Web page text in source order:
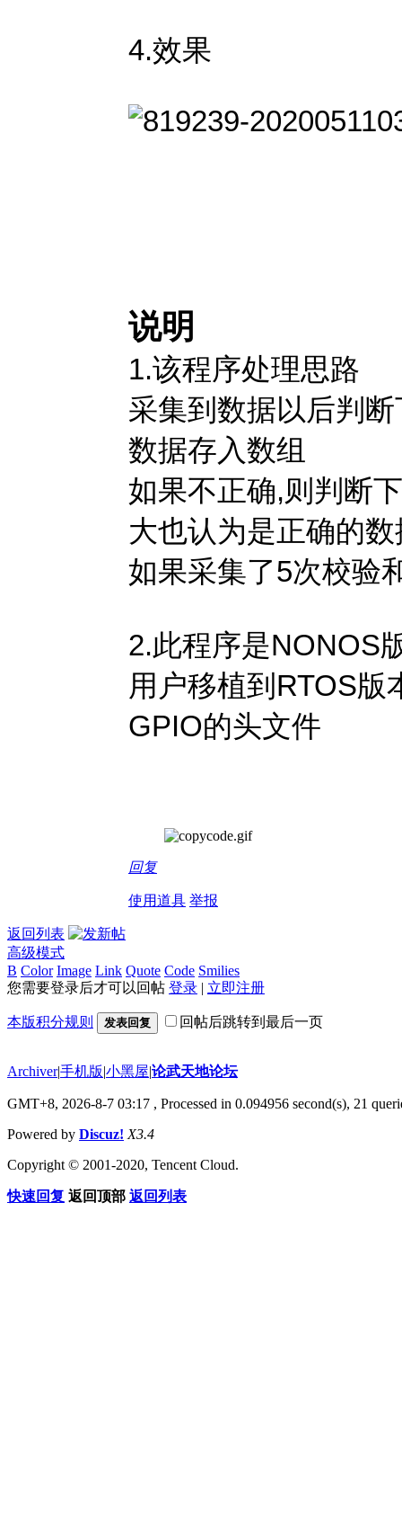
4.效果
说明
1.该程序处理思路
采集到数据以后判
数据存入数组
如果不正确,则判断
大也认为是正确的数
如果采集了5次校验
2.此程序是NONOS
用户移植到RTOS版
GPIO的头文件
回复
使用道具 举报
返回列表
高级模式
B Color Image Link Quote Code Smilies
您需要登录后才可以回帖 登录 | 立即注册
本版积分规则 发表回复 回帖后跳转到最后一页
Archiver|手机版|小黑屋|论武天地论坛
GMT+8, 2026-8-7 03:17 , Processed in 0.094956 second(s), 21
Powered by Discuz! X3.4
Copyright © 2001-2020, Tencent Cloud.
快速回复 返回顶部 返回列表